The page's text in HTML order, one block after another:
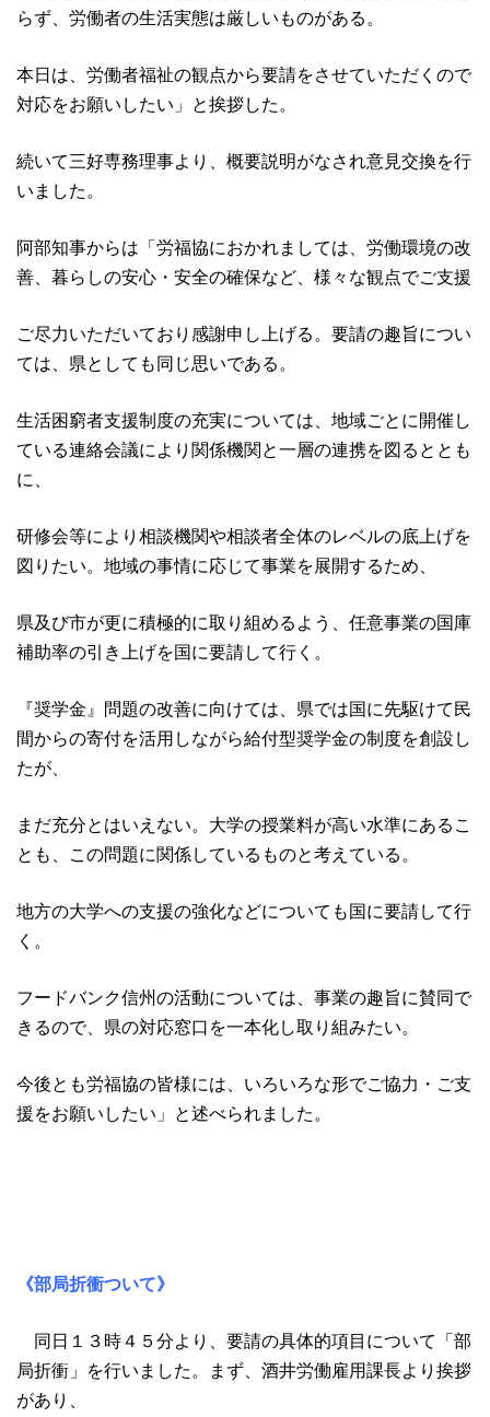
らず、労働者の生活実態は厳しいものがある。
本日は、労働者福祉の観点から要請をさせていただくので
対応をお願いしたい」と挨拶した。
続いて三好専務理事より、概要説明がなされ意見交換を行
いました。
阿部知事からは「労福協におかれましては、労働環境の改
善、暮らしの安心・安全の確保など、様々な観点でご支援
ご尽力いただいており感謝申し上げる。要請の趣旨につい
ては、県としても同じ思いである。
生活困窮者支援制度の充実については、地域ごとに開催し
ている連絡会議により関係機関と一層の連携を図るととも
に、
研修会等により相談機関や相談者全体のレベルの底上げを
図りたい。地域の事情に応じて事業を展開するため、
県及び市が更に積極的に取り組めるよう、任意事業の国庫
補助率の引き上げを国に要請して行く。
『奨学金』問題の改善に向けては、県では国に先駆けて民
間からの寄付を活用しながら給付型奨学金の制度を創設し
たが、
まだ充分とはいえない。大学の授業料が高い水準にあるこ
とも、この問題に関係しているものと考えている。
地方の大学への支援の強化などについても国に要請して行
く。
フードバンク信州の活動については、事業の趣旨に賛同で
きるので、県の対応窓口を一本化し取り組みたい。
今後とも労福協の皆様には、いろいろな形でご協力・ご支
援をお願いしたい」と述べられました。
《部局折衝ついて》
同日１３時４５分より、要請の具体的項目について「部
局折衝」を行いました。まず、酒井労働雇用課長より挨拶
があり、